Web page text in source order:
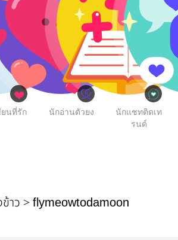
ยนที่รัก นักอ่านตัวยง
นักแชทติดเท
รนด์
าว > flymeowtodamoon